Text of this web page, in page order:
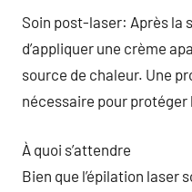
Soin post-laser: Après la
d’appliquer une crème
source de chaleur. Une
nécessaire pour
À quoi s’attendre
Bien que l’épilation laser